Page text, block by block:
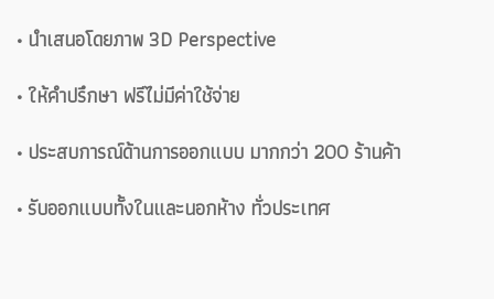
• นำเสนอโดยภาพ 3D Perspective
• ให้คำปรึกษา ฟรีไม่มีค่าใช้จ่าย
• ประสบการณ์ด้านการออกแบบ มากกว่า 200 ร้านค้า
• รับออกแบบทั้งในและนอกห้าง ทั่วประเทศ